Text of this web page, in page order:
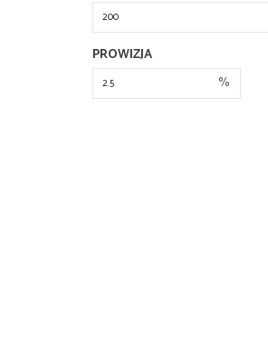
PROWIZJA
%